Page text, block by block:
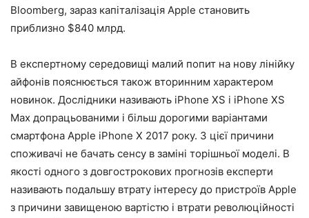
Bloomberg, зараз капіталізація Apple становить
приблизно $840 млрд.
В експертному середовищі малий попит на нову лінійку
айфонів пояснюється також вторинним характером
новинок. Дослідники називають iPhone XS і iPhone XS
Max допрацьованими і більш дорогими варіантами
смартфона Apple iPhone X 2017 року. З цієї причини
споживачі не бачать сенсу в заміні торішньої моделі. В
якості одного з довгострокових прогнозів експерти
називають подальшу втрату інтересу до пристроїв Apple
з причини завищеною вартістю і втрати революційності